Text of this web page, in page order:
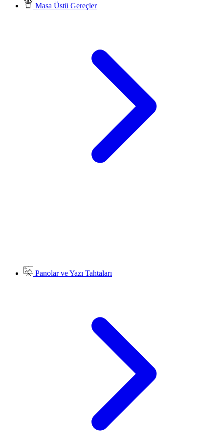
Masa Üstü Gereçler
Panolar ve Yazı Tahtaları